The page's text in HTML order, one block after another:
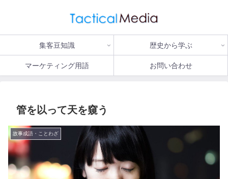
集客豆知識 歴史から学ぶ
マーケティング用語 お問い合わせ
管を以って天を窺う
故事成語・ことわざ